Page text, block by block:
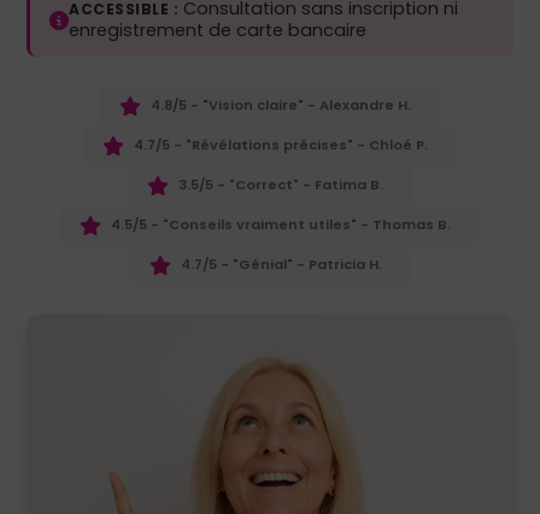
ACCESSIBLE : Consultation sans inscription ni
enregistrement de carte bancaire
4.8/5 - "Vision claire" - Alexandre H.
4.7/5 - "Révélations précises" - Chloé P.
3.5/5 - "Correct" - Fatima B.
4.5/5 - "Conseils vraiment utiles" - Thomas B.
4.7/5 - "Génial" - Patricia H.